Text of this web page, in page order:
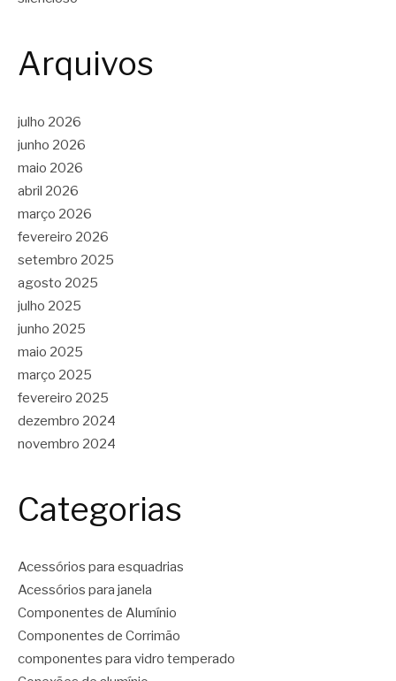
Arquivos
julho 2026
junho 2026
maio 2026
abril 2026
março 2026
fevereiro 2026
setembro 2025
agosto 2025
julho 2025
junho 2025
maio 2025
março 2025
fevereiro 2025
dezembro 2024
novembro 2024
Categorias
Acessórios para esquadrias
Acessórios para janela
Componentes de Alumínio
Componentes de Corrimão
componentes para vidro temperado